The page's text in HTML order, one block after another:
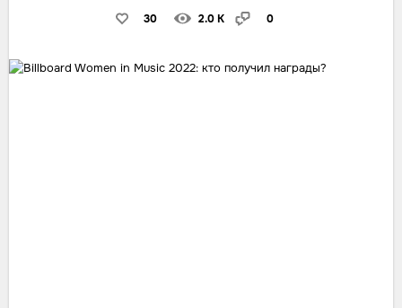
30 2.0 K 0